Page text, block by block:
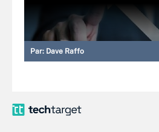
Par: Dave Raffo